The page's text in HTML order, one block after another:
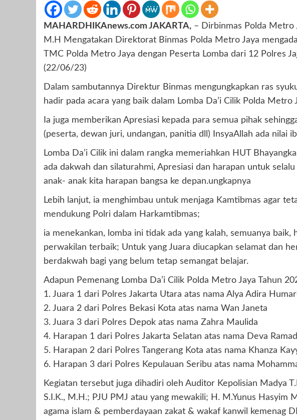
MAHARDHIKAnews.com JAKARTA, – Dirbinmas Polda Metro
M.H Mengatakan Direktorat Binmas Polda Metro Jaya
TMC Polda Metro Jaya dengan Peserta Lomba dari 12 Polres
(22/06/23)
Dalam sambutannya Direktur Binmas mengungkapkan ras
hadir pada acara yang baik dalam Lomba Da’i Cilik Polda Metro
Ia juga memberikan Apresiasi kepada para semua pihak
(peserta, dewan juri, undangan, panitia dll) InsyaAllah ada nilai
Lomba Da’i Cilik ini dalam rangka memeriahkan HUT
ada dakwah dan silaturahmi, Apresiasi dan harapan untuk
anak- anak kita harapan bangsa ke depan.ungkapnya
Lebih lanjut, ia menghimbau untuk menjaga Kamtibmas agar
mendukung Polri dalam Harkamtibmas;
ia menekankan, lomba ini tidak ada yang kalah, semuanya baik,
perwakilan terbaik; Untuk yang Juara diucapkan selamat dan
berdakwah bagi yang belum tetap semangat belajar.
Adapun Pemenang Lomba Da’i Cilik Polda Metro Jaya Tahun
1. Juara 1 dari Polres Jakarta Utara atas nama Alya Adira
2. Juara 2 dari Polres Bekasi Kota atas nama Wan Janeta
3. Juara 3 dari Polres Depok atas nama Zahra Maulida
4. Harapan 1 dari Polres Jakarta Selatan atas nama Deva
5. Harapan 2 dari Polres Tangerang Kota atas nama Khanza
6. Harapan 3 dari Polres Kepulauan Seribu atas nama
Kegiatan tersebut juga dihadiri oleh Auditor Kepolisian Madya
S.I.K., M.H.; PJU PMJ atau yang mewakili; H. M.Yunus Hasyim
agama islam & pemberdayaan zakat & wakaf kanwil kemenag